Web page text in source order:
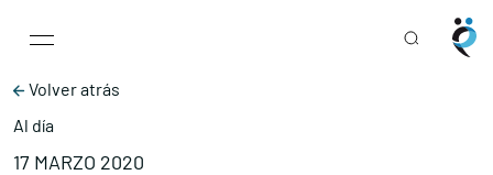
Main Navigation
Volver atrás
Al día
17 MARZO 2020